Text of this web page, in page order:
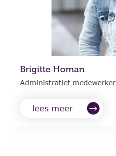
Brigitte Homan
Administratief medewerker
lees meer